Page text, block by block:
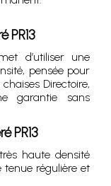
PR13
d’utiliser une
pensée pour
Directoire,
garantie sans
PR13
haute densité
régulière et